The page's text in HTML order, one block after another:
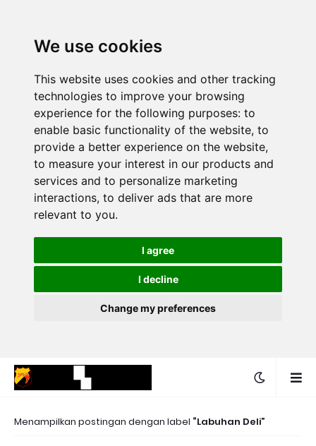
We use cookies
This website uses cookies and other tracking
technologies to improve your browsing
experience for the following purposes: to
enable basic functionality of the website, to
provide a better experience on the website,
to measure your interest in our products and
services and to personalize marketing
interactions, to deliver ads that are more
relevant to you.
I agree
I decline
Change my preferences
Menampilkan postingan dengan label Labuhan Deli